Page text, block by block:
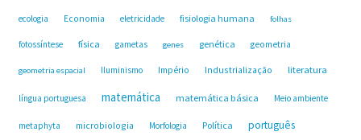
ecologia Economia eletricidade fisiologia humana folhas
fotossíntese física gametas genes genética geometria
geometria espacial Iluminismo Império Industrialização literatura
língua portuguesa matemática matemática básica Meio ambiente
metaphyta microbiologia Morfologia Política português